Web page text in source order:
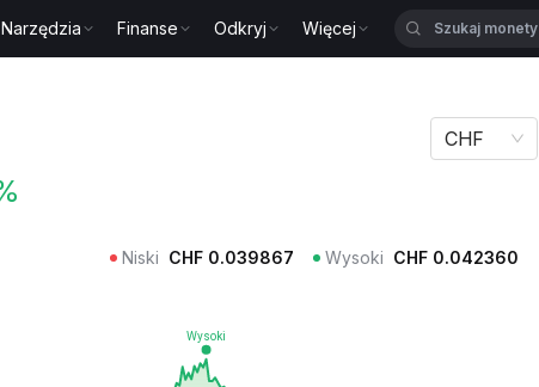
Narzędzia Finanse Odkryj Więcej
CHF
Niski CHF 0.039867 Wysoki CHF 0.042360